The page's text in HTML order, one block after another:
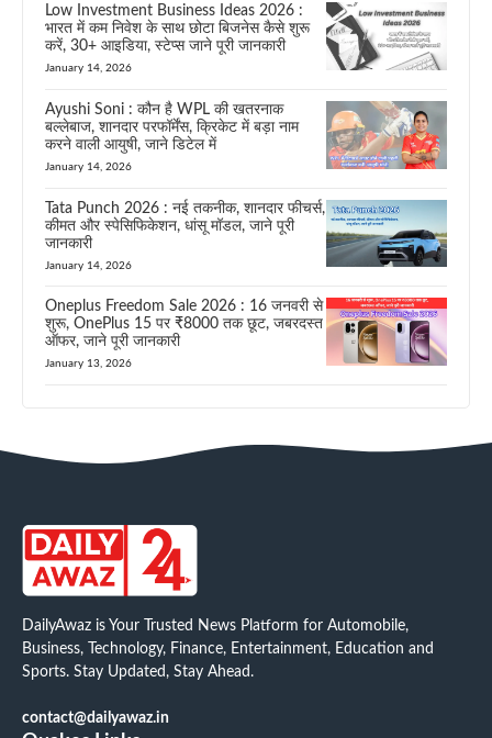
Low Investment Business Ideas 2026 :
भारत में कम निवेश के साथ छोटा बिजनेस कैसे शुरू
करें, 30+ आइडिया, स्टेप्स जाने पूरी जानकारी
January 14, 2026
Ayushi Soni : कौन है WPL की खतरनाक
बल्लेबाज, शानदार परफॉर्मेंस, क्रिकेट में बड़ा नाम
करने वाली आयुषी, जाने डिटेल में
January 14, 2026
Tata Punch 2026 : नई तकनीक, शानदार फीचर्स,
कीमत और स्पेसिफिकेशन, धांसू मॉडल, जाने पूरी
जानकारी
January 14, 2026
Oneplus Freedom Sale 2026 : 16 जनवरी से
शुरू, OnePlus 15 पर ₹8000 तक छूट, जबरदस्त
ऑफर, जाने पूरी जानकारी
January 13, 2026
DailyAwaz is Your Trusted News Platform for Automobile,
Business, Technology, Finance, Entertainment, Education and
Sports. Stay Updated, Stay Ahead.
contact@dailyawaz.in